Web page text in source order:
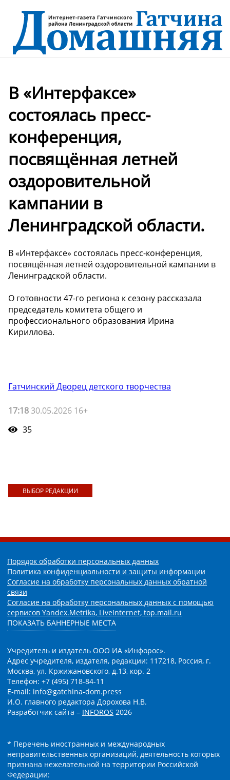
В «Интерфаксе»
состоялась пресс-
конференция,
посвящённая летней
оздоровительной
кампании в
Ленинградской области.
В «Интерфаксе» состоялась пресс-конференция,
посвящённая летней оздоровительной кампании в
Ленинградской области.
О готовности 47-го региона к сезону рассказала
председатель комитета общего и
профессионального образования Ирина
Кириллова.
Гатчинский Дворец детского творчества
17:18 30.05.2026 16+
35
ВЫБОР РЕДАКЦИИ
Порядок обработки персональных данных
Политика конфиденциальности и защиты информации
Согласие на обработку персональных данных обратной
связи
Согласие на обработку персональных данных с помощью
сервисов Yandex.Metrika, LiveInternet, top.mail.ru
ПОКАЗАТЬ БАННЕРНЫЕ МЕСТА
Учредитель и издатель ООО ИА «Инфорос».
Адрес учредителя, издателя, редакции: 117218, Россия, г.
Москва, ул. Кржижановского, д.13, кор. 2
Телефон: +7 (495) 718-84-11
E-mail: info@gatchina-dom.press
И.О. главного редактора Дорохова Н.В.
Разработчик сайта – INFOROS 2026
* Перечень иностранных и международных
неправительственных организаций, деятельность которых
признана нежелательной на территории Российской
Федерации: